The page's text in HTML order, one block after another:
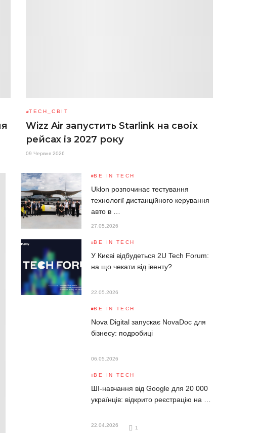
TECH_СВІТ
Wizz Air запустить Starlink на своїх
рейсах із 2027 року
09 Червня 2026
BE IN TECH
Uklon розпочинає тестування
технології дистанційного керування
авто в …
27.05.2026
BE IN TECH
У Києві відбудеться 2U Tech Forum:
на що чекати від івенту?
22.05.2026
BE IN TECH
Nova Digital запускає NovaDoc для
бізнесу: подробиці
06.05.2026
BE IN TECH
ШІ-навчання від Google для 20 000
українців: відкрито реєстрацію на …
22.04.2026
1